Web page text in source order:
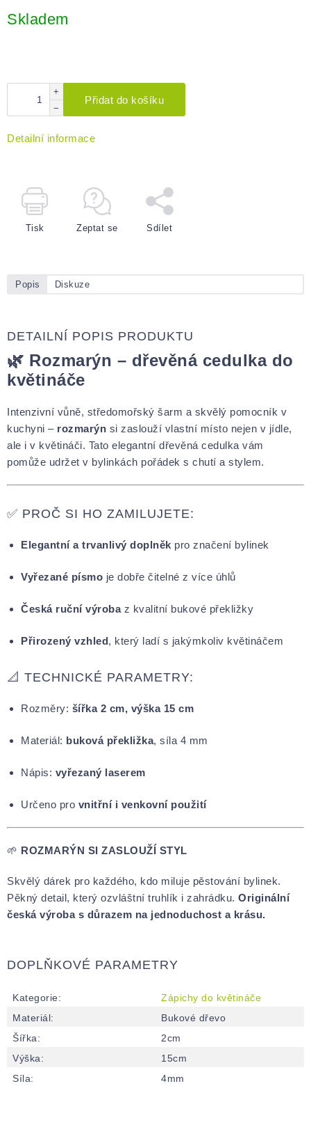
cena:
Skladem
+
−
Přidat do košíku
Detailní informace
Tisk Zeptat se Sdílet
Popis Diskuze
DETAILNÍ POPIS PRODUKTU
🌿 Rozmarýn – dřevěná cedulka do
květináče
Intenzivní vůně, středomořský šarm a skvělý pomocník v
kuchyni – rozmarýn si zaslouží vlastní místo nejen v jídle,
ale i v květináči. Tato elegantní dřevěná cedulka vám
pomůže udržet v bylinkách pořádek s chutí a stylem.
✅ PROČ SI HO ZAMILUJETE:
Elegantní a trvanlivý doplněk pro značení bylinek
Vyřezané písmo je dobře čitelné z více úhlů
Česká ruční výroba z kvalitní bukové překližky
Přirozený vzhled, který ladí s jakýmkoliv květináčem
📐 TECHNICKÉ PARAMETRY:
Rozměry: šířka 2 cm, výška 15 cm
Materiál: buková překližka, síla 4 mm
Nápis: vyřezaný laserem
Určeno pro vnitřní i venkovní použití
🌱 ROZMARÝN SI ZASLOUŽÍ STYL
Skvělý dárek pro každého, kdo miluje pěstování bylinek.
Pěkný detail, který ozvláštní truhlík i zahrádku. Originální
česká výroba s důrazem na jednoduchost a krásu.
DOPLŇKOVÉ PARAMETRY
Kategorie:
Zápichy do květináče
Materiál:
Bukové dřevo
Šířka:
2cm
Výška:
15cm
Síla: 4mm